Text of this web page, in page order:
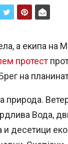
а екипа на
протест
на
природа.
Вода,
и десетици